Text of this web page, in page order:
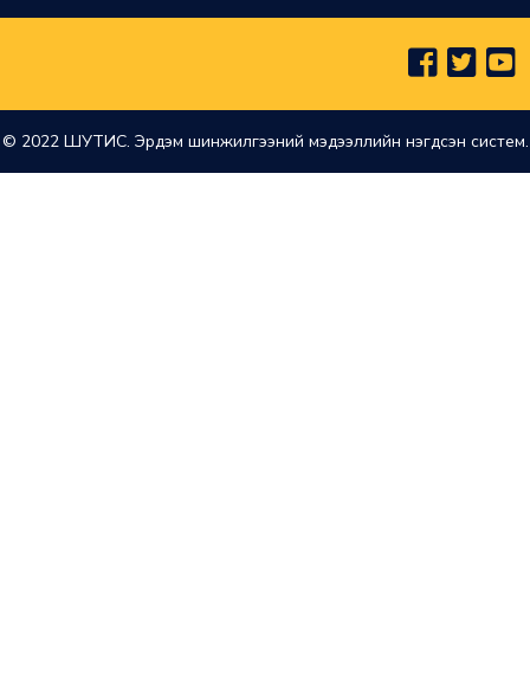
© 2022 ШУТИС. Эрдэм шинжилгээний мэдээллийн нэгдсэн систем.